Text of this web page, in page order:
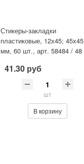
Стикеры-закладки
пластиковые, 12х45; 45x45
мм, 60 шт., арт. 58484 / 48
пластик цв
41.30 руб
шт
В корзину